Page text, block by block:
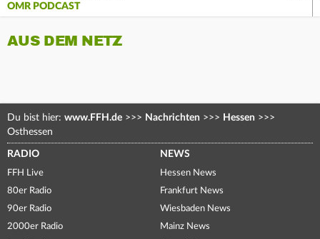
OMR PODCAST
AUS DEM NETZ
Du bist hier: www.FFH.de >>> Nachrichten >>> Hessen >>>
Osthessen
RADIO
FFH Live
80er Radio
90er Radio
2000er Radio
NEWS
Hessen News
Frankfurt News
Wiesbaden News
Mainz News